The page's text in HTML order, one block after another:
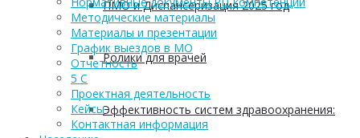
ПМО и Диспансеризация 2025 год
Ролики для врачей
Эффективность систем здравоохранения:
Методические материалы
Материалы и презентации
График выездов в МО
Отчетность
5 С
Проектная деятельность
Кейсы
Контактная информация